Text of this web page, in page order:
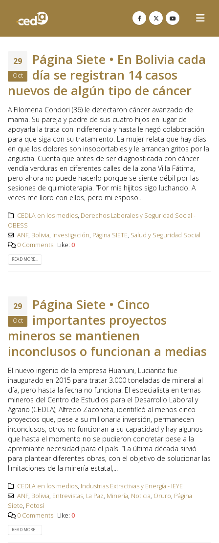
29
Oct
Página Siete • En Bolivia cada
día se registran 14 casos
nuevos de algún tipo de cáncer
A Filomena Condori (36) le detectaron cáncer avanzado de
mama. Su pareja y padre de sus cuatro hijos en lugar de
apoyarla la trata con indiferencia y hasta le negó colaboración
para que siga con su tratamiento. La mujer relata que hay días
en que los dolores son insoportables y le arrancan gritos por la
angustia. Cuenta que antes de ser diagnosticada con cáncer
vendía verduras en diferentes calles de la zona Villa Fátima,
pero ahora no puede hacerlo porque se siente débil por las
sesiones de quimioterapia. “Por mis hijitos sigo luchando. A
veces me lloro con ellos, pero mi esposo...
CEDLA en los medios, Derechos Laborales y Seguridad Social -
OBESS
ANF, Bolivia, Investigación, Página SIETE, Salud y Seguridad Social
0 Comments Like: 0
READ MORE...
29
Oct
Página Siete • Cinco
importantes proyectos
mineros se mantienen
inconclusos o funcionan a medias
El nuevo ingenio de la empresa Huanuni, Lucianita fue
inaugurado en 2015 para tratar 3.000 toneladas de mineral al
día, pero hasta la fecha no funciona. El especialista en temas
mineros del Centro de Estudios para el Desarrollo Laboral y
Agrario (CEDLA), Alfredo Zaconeta, identificó al menos cinco
proyectos que, pese a su millonaria inversión, permanecen
inconclusos, otros no funcionan a su capacidad y hay algunos
que hasta el momento no se pudieron concretar pese a la
apremiante necesidad para el país. “La última década sirvió
para plantear diferentes obras, con el objetivo de solucionar las
limitaciones de la minería estatal,...
CEDLA en los medios, Industrias Extractivas y Energía - IEYE
ANF, Bolivia, Entrevistas, La Paz, Minería, Noticia, Oruro, Página
Siete, Potosí
0 Comments Like: 0
READ MORE...